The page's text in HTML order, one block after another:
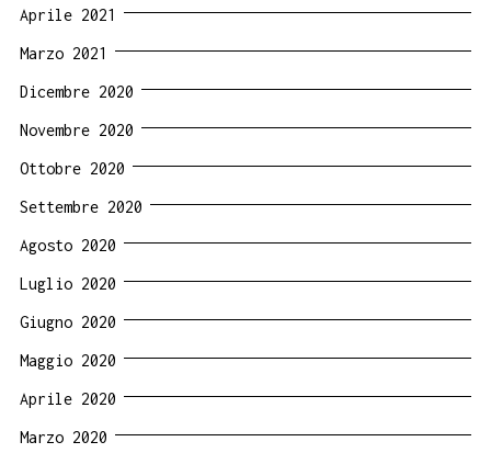
Aprile 2021
Marzo 2021
Dicembre 2020
Novembre 2020
Ottobre 2020
Settembre 2020
Agosto 2020
Luglio 2020
Giugno 2020
Maggio 2020
Aprile 2020
Marzo 2020